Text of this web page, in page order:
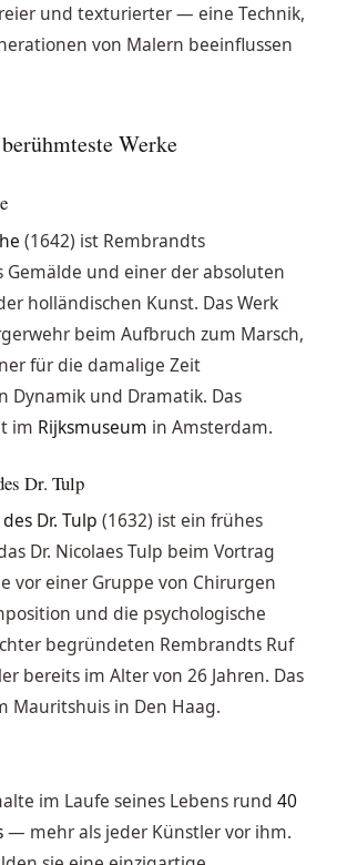
und texturierter — eine Technik,
von Malern beeinflussen
Werke
(1642) ist Rembrandts
Gemälde und einer der absoluten
holländischen Kunst. Das Werk
beim Aufbruch zum Marsch,
für die damalige Zeit
Dynamik und Dramatik. Das
im Rijksmuseum in Amsterdam.
Dr. Tulp
Dr. Tulp (1632) ist ein frühes
Dr. Nicolaes Tulp beim Vortrag
vor einer Gruppe von Chirurgen
und die psychologische
begründeten Rembrandts Ruf
bereits im Alter von 26 Jahren. Das
Mauritshuis in Den Haag.
im Laufe seines Lebens rund40
— mehr als jeder Künstler vor ihm.